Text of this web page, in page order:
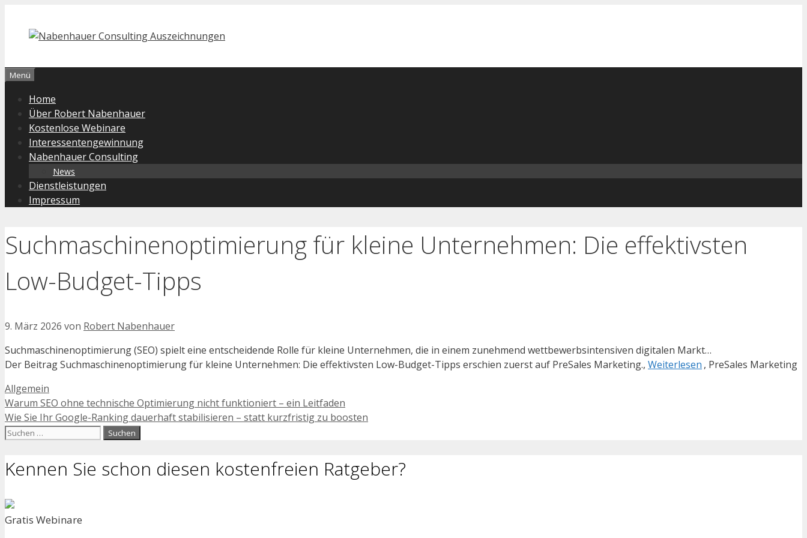
Inhalt
springen
Menü
Home
Über Robert Nabenhauer
Kostenlose Webinare
Interessentengewinnung
Nabenhauer Consulting
News
Dienstleistungen
Impressum
Suchmaschinenoptimierung für kleine Unternehmen: Die effektivsten
Low-Budget-Tipps
9. März 2026 von Robert Nabenhauer
Suchmaschinenoptimierung (SEO) spielt eine entscheidende Rolle für kleine Unternehmen, die in einem zunehmend wettbewerbsintensiven digitalen Markt…
Der Beitrag Suchmaschinenoptimierung für kleine Unternehmen: Die effektivsten Low-Budget-Tipps erschien zuerst auf PreSales Marketing., Weiterlesen , PreSales Marketing
Kategorien
Allgemein
Warum SEO ohne technische Optimierung nicht funktioniert – ein Leitfaden
Wie Sie Ihr Google-Ranking dauerhaft stabilisieren – statt kurzfristig zu boosten
Suchen
Kennen Sie schon diesen kostenfreien Ratgeber?
Gratis Webinare